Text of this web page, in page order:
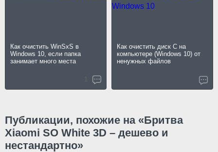
Как очистить WinSxS в
Windows 10, если папка
занимает много места
1
Как очистить диск C на
компьютере (Windows 10) от
ненужных файлов
Публикации, похожие на «Бритва
Xiaomi SO White 3D – дешево и
нестандартно»